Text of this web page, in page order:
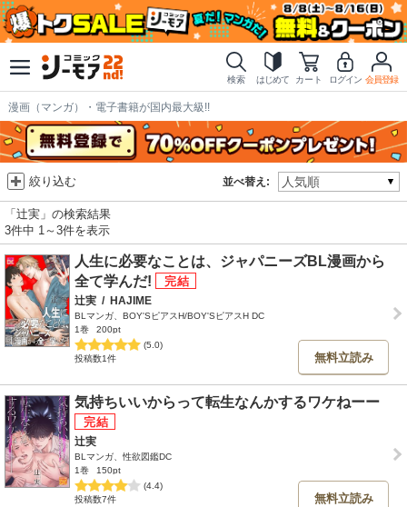
検索 はじめて カート ログイン 会員登録
漫画（マンガ）・電子書籍が国内最大級!!
並べ替え:
絞り込む
「辻実」の検索結果
3件中 1～3件を表示
人生に必要なことは、ジャパニーズBL漫画から
全て学んだ!
辻実 / HAJIME
BLマンガ、BOY'SピアスH/BOY'SピアスH DC
1巻
200pt
(5.0)
投稿数1件
無料立読み
気持ちいいからって転生なんかするワケねーー
辻実
BLマンガ、性欲図鑑DC
1巻
150pt
(4.4)
投稿数7件
無料立読み